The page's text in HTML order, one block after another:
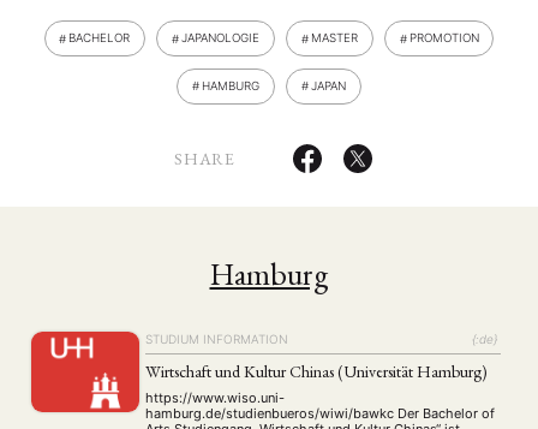
BACHELOR JAPANOLOGIE MASTER PROMOTION
HAMBURG JAPAN
SHARE
Hamburg
STUDIUM INFORMATION {:de}
Wirtschaft und Kultur Chinas (Universität Hamburg)
https://www.wiso.uni-
hamburg.de/studienbueros/wiwi/bawkc Der Bachelor of